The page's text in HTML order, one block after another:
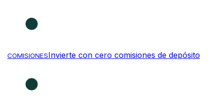
COMISIONESInvierte con cero comisiones de depósito